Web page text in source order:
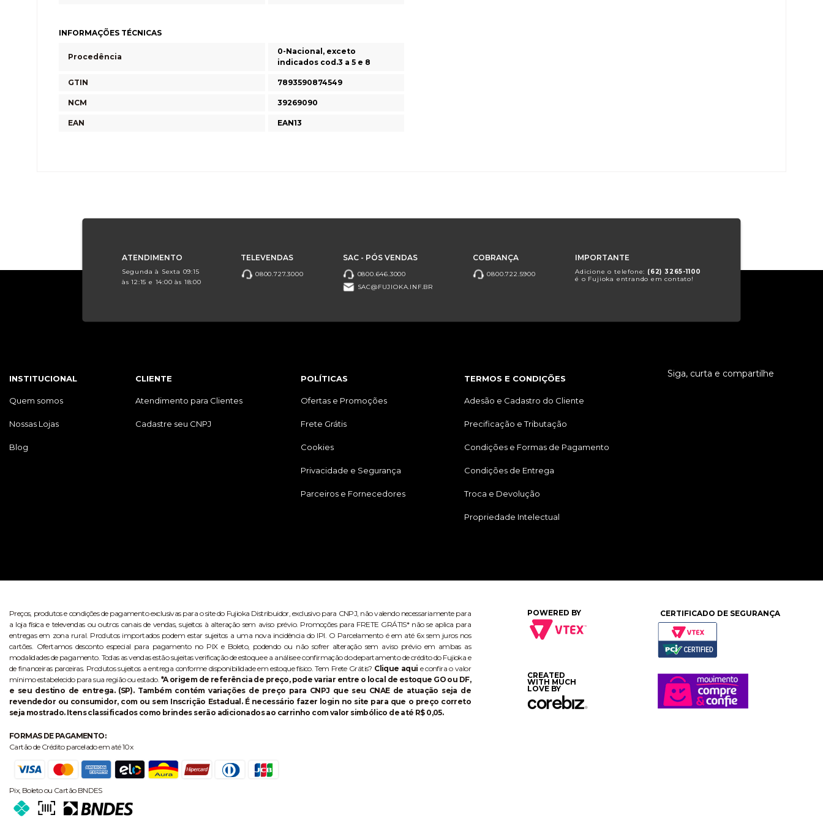
INFORMAÇÕES TÉCNICAS
Procedência
0-Nacional, exceto
indicados cod.3 a 5 e 8
GTIN 7893590874549
NCM 39269090
EAN EAN13
ATENDIMENTO
Segunda à Sexta 09:15
às 12:15 e 14:00 às 18:00
TELEVENDAS
0800.727.3000
SAC - PÓS VENDAS
0800.646.3000
SAC@FUJIOKA.INF.BR
COBRANÇA
0800.722.5900
IMPORTANTE
Adicione o telefone: (62) 3265-1100
é o Fujioka entrando em contato!
INSTITUCIONAL
Quem somos
Nossas Lojas
Blog
CLIENTE
Atendimento para Clientes
Cadastre seu CNPJ
POLÍTICAS
Ofertas e Promoções
Frete Grátis
Cookies
Privacidade e Segurança
Parceiros e Fornecedores
TERMOS E CONDIÇÕES
Adesão e Cadastro do Cliente
Precificação e Tributação
Condições e Formas de Pagamento
Condições de Entrega
Troca e Devolução
Propriedade Intelectual
Siga, curta e compartilhe
Preços, produtos e condições de pagamento exclusivas para o site do Fujioka Distribuidor, exclusivo para CNPJ, não valendo necessariamente para
a loja física e televendas ou outros canais de vendas, sujeitos à alteração sem aviso prévio. Promoções para FRETE GRÁTIS* não se aplica para
entregas em zona rural. Produtos importados podem estar sujeitos a uma nova incidência do IPI. O Parcelamento é em até 6x sem juros nos
cartões. Ofertamos desconto especial para pagamento no PIX e Boleto, podendo ou não sofrer alteração sem aviso prévio em ambas as
modalidades de pagamento. Todas as vendas estão sujeitas verificação de estoque e a análise e confirmação do departamento de crédito do Fujioka e
de financeiras parceiras. Produtos sujeitos a entrega conforme disponibilidade em estoque físico. Tem Frete Grátis? Clique aqui e confira o valor
mínimo estabelecido para sua região ou estado. *A origem de referência de preço, pode variar entre o local de estoque GO ou DF,
e seu destino de entrega. (SP). Também contém variações de preço para CNPJ que seu CNAE de atuação seja de
revendedor ou consumidor, com ou sem Inscrição Estadual. É necessário fazer login no site para que o preço correto
seja mostrado. Itens classificados como brindes serão adicionados ao carrinho com valor simbólico de até R$ 0,05.
FORMAS DE PAGAMENTO:
Cartão de Crédito parcelado em até 10x
Pix, Boleto ou Cartão BNDES
POWERED BY
CREATED
WITH MUCH
LOVE BY
CERTIFICADO DE SEGURANÇA